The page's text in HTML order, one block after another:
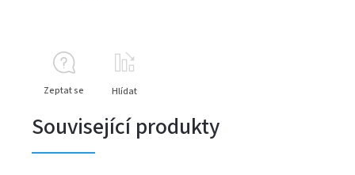
Zeptat se Hlídat
Související produkty